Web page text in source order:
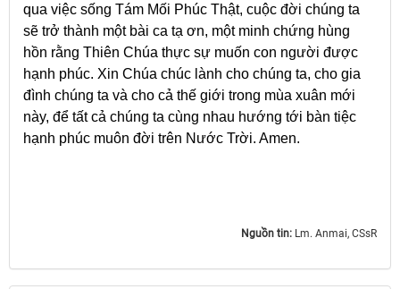
qua việc sống Tám Mối Phúc Thật, cuộc đời chúng ta
sẽ trở thành một bài ca tạ ơn, một minh chứng hùng
hồn rằng Thiên Chúa thực sự muốn con người được
hạnh phúc. Xin Chúa chúc lành cho chúng ta, cho gia
đình chúng ta và cho cả thế giới trong mùa xuân mới
này, để tất cả chúng ta cùng nhau hướng tới bàn tiệc
hạnh phúc muôn đời trên Nước Trời. Amen.
Nguồn tin: Lm. Anmai, CSsR